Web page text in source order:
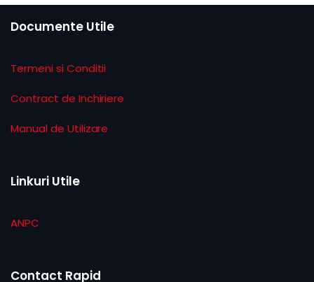
Documente Utile
Termeni si Conditii
Contract de Inchiriere
Manual de Utilizare
Linkuri Utile
ANPC
Contact Rapid